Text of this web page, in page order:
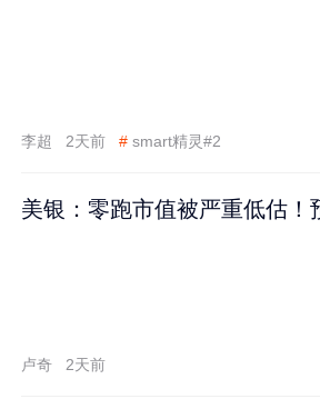
李超 2天前 # smart精灵#2
美银：零跑市值被严重低估！
卢奇 2天前